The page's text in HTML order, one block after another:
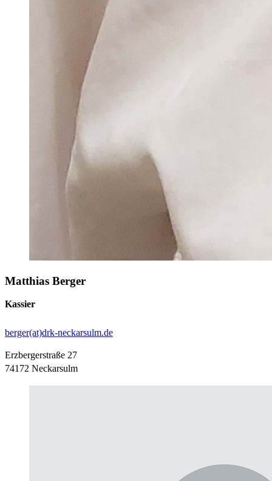
Matthias Berger
Kassier
berger(at)drk-neckarsulm.de
Erzbergerstraße 27
74172 Neckarsulm